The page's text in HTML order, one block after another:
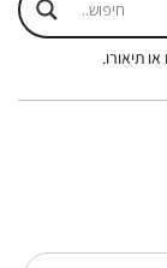
תיאורו.